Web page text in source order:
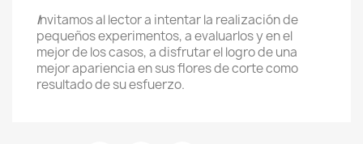
Invitamos al lector a intentar la realización de
pequeños experimentos, a evaluarlos y en el
mejor de los casos, a disfrutar el logro de una
mejor apariencia en sus flores de corte como
resultado de su esfuerzo.